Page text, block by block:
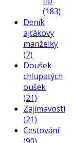
(183)
Deník
ajťákovy
manželky
(7)
Doušek
chlupatých
oušek
(21)
Zajímavosti
(21)
Cestování
(90)